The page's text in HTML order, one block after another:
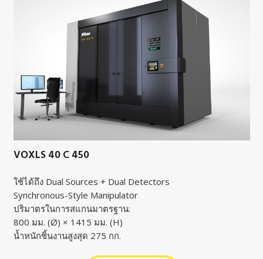
VOXLS 40 C 450
ใช้ได้ถึง Dual Sources + Dual Detectors
Synchronous-Style Manipulator
ปริมาตรในการสแกนมาตรฐาน:
800 มม. (Ø) × 1415 มม. (H)
น้ำหนักชิ้นงานสูงสุด 275 กก.